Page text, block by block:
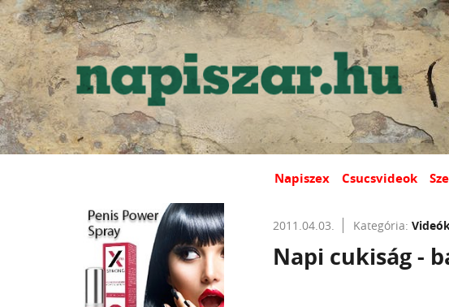
Napiszex Csucsvideok
2011.04.03. Kategória:
Napi cukiság -